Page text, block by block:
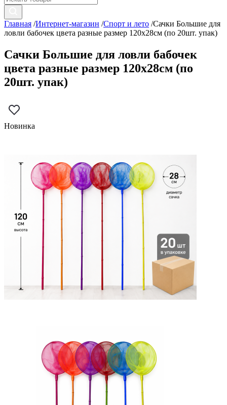
Главная /Интернет-магазин /Спорт и лето /Сачки Большие для
ловли бабочек цвета разные размер 120х28см (по 20шт. упак)
Сачки Большие для ловли бабочек
цвета разные размер 120х28см (по
20шт. упак)
Новинка